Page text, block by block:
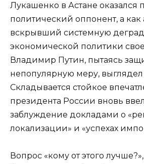
Лукашенко в Астане оказался
политический оппонент, а как
вскрывший системную
экономической политики
Владимир Путин, пытаясь
непопулярную меру,
Складывается стойкое
президента России вновь
заблуждение докладами о
локализации» и «успехах
Вопрос «кому от этого